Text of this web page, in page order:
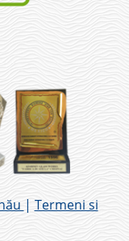
| Termeni si